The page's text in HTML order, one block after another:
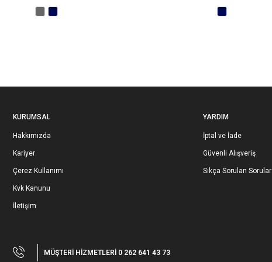
KURUMSAL
Hakkımızda
Kariyer
Çerez Kullanımı
Kvk Kanunu
İletişim
YARDIM
İptal ve İade
Güvenli Alışveriş
Sıkça Sorulan Sorular
MÜŞTERİ HİZMETLERİ 0 262 641 43 73